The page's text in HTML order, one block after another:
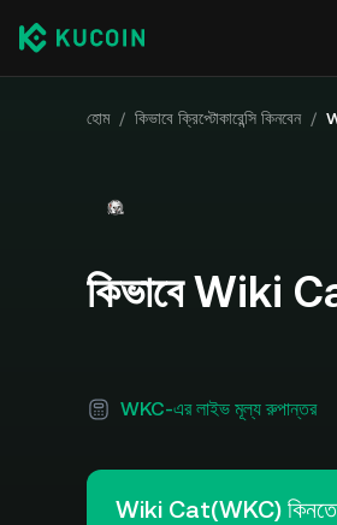
হোম / কিভাবে ক্রিপ্টোকারেন্সি কিনবেন /
কিভাবে Wiki
WKC-এর লাইভ মূল্য রুপান্তর
Wiki Cat(WKC)